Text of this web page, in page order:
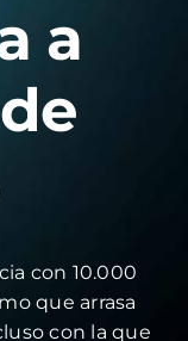
a
con 10.000
que arrasa
con la que